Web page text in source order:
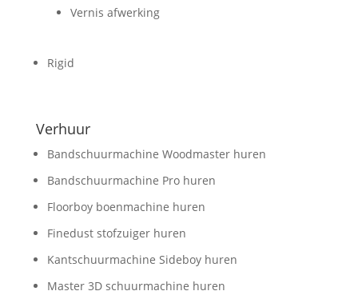
Vernis afwerking
Rigid
Verhuur
Bandschuurmachine Woodmaster huren
Bandschuurmachine Pro huren
Floorboy boenmachine huren
Finedust stofzuiger huren
Kantschuurmachine Sideboy huren
Master 3D schuurmachine huren